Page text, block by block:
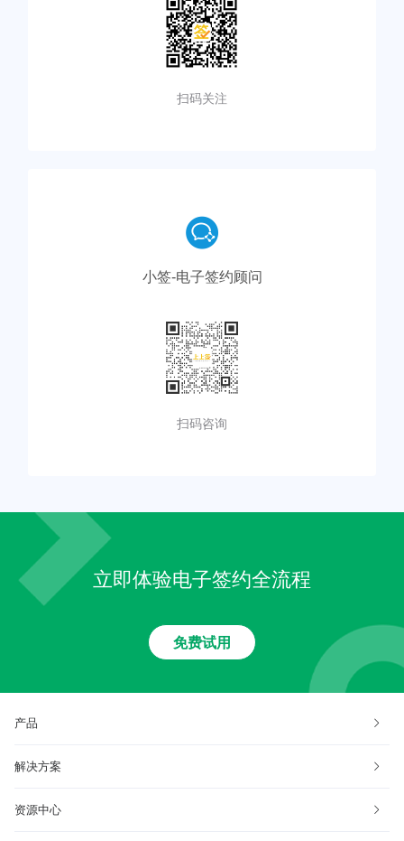
扫码关注
小签-电子签约顾问
扫码咨询
立即体验电子签约全流程
免费试用
产品
解决方案
资源中心